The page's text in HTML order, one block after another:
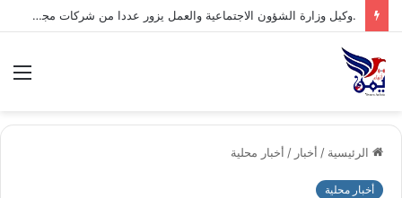
.السلطة المحلية بمحافظة شبوة تبارك العملية العسكرية النوعية للقوات المسلحة اليمنية ضد تحشيدات العدو السعودي
الرئيسية / أخبار / أخبار محلية
أخبار محلية